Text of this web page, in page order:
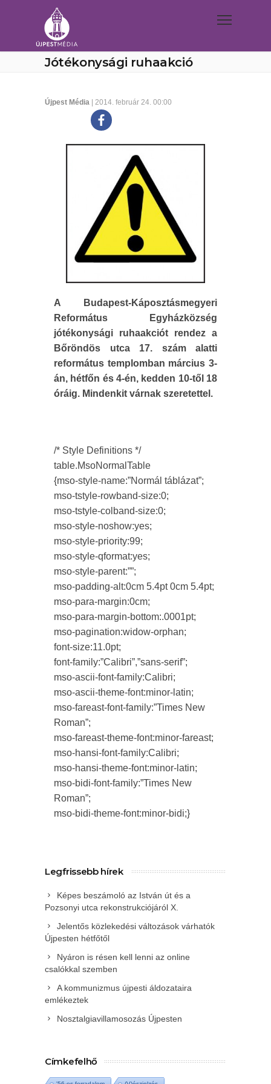
Jótékonysági ruhaakció
Újpest Média | 2014. február 24. 00:00
A Budapest-Káposztásmegyeri
Református Egyházközség
jótékonysági ruhaakciót rendez a
Bőröndös utca 17. szám alatti
református templomban március 3-
án, hétfőn és 4-én, kedden 10-től 18
óráig. Mindenkit várnak szeretettel.
/* Style Definitions */
table.MsoNormalTable
{mso-style-name:”Normál táblázat”;
mso-tstyle-rowband-size:0;
mso-tstyle-colband-size:0;
mso-style-noshow:yes;
mso-style-priority:99;
mso-style-qformat:yes;
mso-style-parent:””;
mso-padding-alt:0cm 5.4pt 0cm 5.4pt;
mso-para-margin:0cm;
mso-para-margin-bottom:.0001pt;
mso-pagination:widow-orphan;
font-size:11.0pt;
font-family:”Calibri”,”sans-serif”;
mso-ascii-font-family:Calibri;
mso-ascii-theme-font:minor-latin;
mso-fareast-font-family:”Times New
Roman”;
mso-fareast-theme-font:minor-fareast;
mso-hansi-font-family:Calibri;
mso-hansi-theme-font:minor-latin;
mso-bidi-font-family:”Times New
Roman”;
mso-bidi-theme-font:minor-bidi;}
Legfrissebb hírek
Képes beszámoló az István út és a
Pozsonyi utca rekonstrukciójáról X.
Jelentős közlekedési változások várhatók
Újpesten hétfőtől
Nyáron is résen kell lenni az online
csalókkal szemben
A kommunizmus újpesti áldozataira
emlékeztek
Nosztalgiavillamosozás Újpesten
Címkefelhő